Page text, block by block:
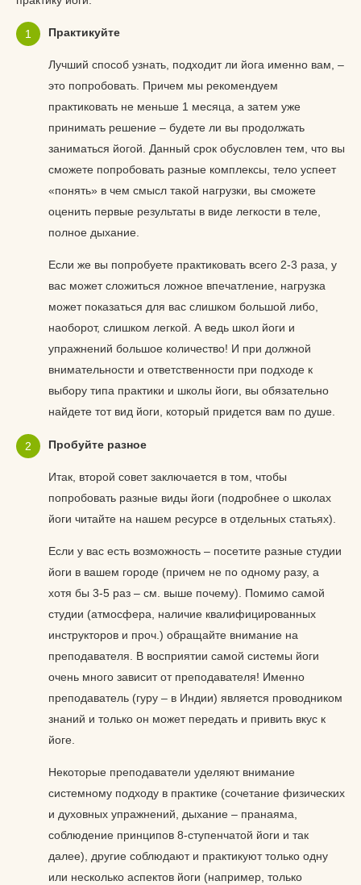
Практикуйте
Лучший способ узнать, подходит ли йога именно вам, –
это попробовать. Причем мы рекомендуем
практиковать не меньше 1 месяца, а затем уже
принимать решение – будете ли вы продолжать
заниматься йогой. Данный срок обусловлен тем, что вы
сможете попробовать разные комплексы, тело успеет
«понять» в чем смысл такой нагрузки, вы сможете
оценить первые результаты в виде легкости в теле,
полное дыхание.
Если же вы попробуете практиковать всего 2-3 раза, у
вас может сложиться ложное впечатление, нагрузка
может показаться для вас слишком большой либо,
наоборот, слишком легкой. А ведь школ йоги и
упражнений большое количество! И при должной
внимательности и ответственности при подходе к
выбору типа практики и школы йоги, вы обязательно
найдете тот вид йоги, который придется вам по душе.
Пробуйте разное
Итак, второй совет заключается в том, чтобы
попробовать разные виды йоги (подробнее о школах
йоги читайте на нашем ресурсе в отдельных статьях).
Если у вас есть возможность – посетите разные студии
йоги в вашем городе (причем не по одному разу, а
хотя бы 3-5 раз – см. выше почему). Помимо самой
студии (атмосфера, наличие квалифицированных
инструкторов и проч.) обращайте внимание на
преподавателя. В восприятии самой системы йоги
очень много зависит от преподавателя! Именно
преподаватель (гуру – в Индии) является проводником
знаний и только он может передать и привить вкус к
йоге.
Некоторые преподаватели уделяют внимание
системному подходу в практике (сочетание физических
и духовных упражнений, дыхание – пранаяма,
соблюдение принципов 8-ступенчатой йоги и так
далее), другие соблюдают и практикуют только одну
или несколько аспектов йоги (например, только